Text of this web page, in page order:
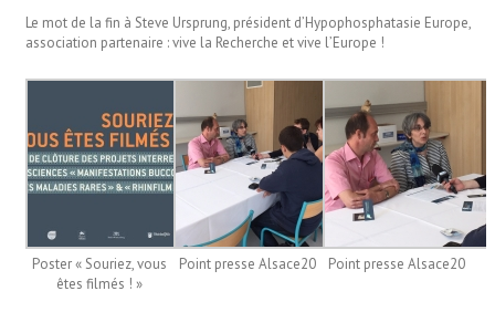
Le mot de la fin à Steve Ursprung, président d’Hypophosphatasie Europe,
association partenaire : vive la Recherche et vive l’Europe !
Poster « Souriez, vous
êtes filmés ! »
Point presse Alsace20 Point presse Alsace20